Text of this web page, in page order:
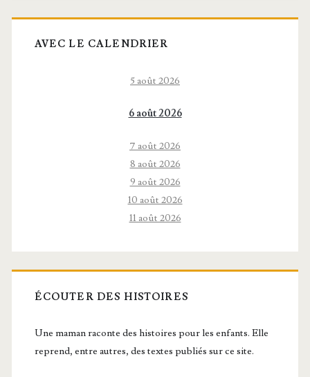
AVEC LE CALENDRIER
5 août 2026
6 août 2026
7 août 2026
8 août 2026
9 août 2026
10 août 2026
11 août 2026
ÉCOUTER DES HISTOIRES
Une maman raconte des histoires pour les enfants. Elle
reprend, entre autres, des textes publiés sur ce site.